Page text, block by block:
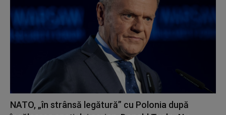
NATO, „în strânsă legătură” cu Polonia după